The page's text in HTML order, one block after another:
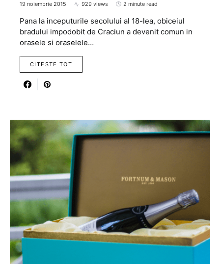
19 noiembrie 2015 929 views 2 minute read
Pana la inceputurile secolului al 18-lea, obiceiul
bradului impodobit de Craciun a devenit comun in
orasele si oraselele…
CITESTE TOT